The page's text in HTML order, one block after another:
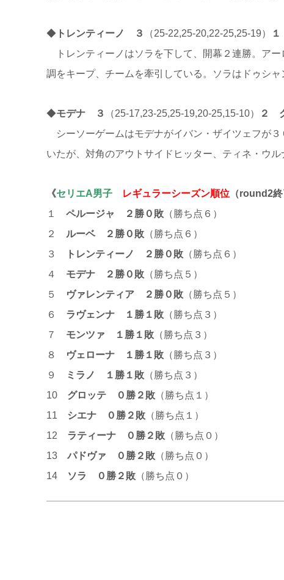
◆ トレンティーノ ３ （25-22,25-20,22-25,25-19）
トレンティーノはソラを下して、開幕２連勝。ア
調をキープ、チームを牽引している。ソラはドゥシ
◆モデナ ３ （25-17,23-25,25-19,20-25,15-10）
２
シーソーゲームはモデナがイバン・ザイツェフが
いたが、対角のアウトサイドヒッター、ティネ・ウ
《セリエA男子 レギュラーシーズン順位 （round2終
１ ペルージャ ２勝０敗 （勝ち点６）
２ ルーベ ２勝０敗 （勝ち点６）
３
トレンティーノ ２勝０敗 （勝ち点６）
４ モデナ ２勝０敗 （勝ち点５）
５
ヴァレンティア ２勝０敗 （勝ち点５）
６ ラヴェンナ １勝１敗 （勝ち点３）
７ モンツァ １勝１敗 （勝ち点３）
８
ヴェローナ １勝１敗 （勝ち点３）
９
ミラノ １勝１敗 （勝ち点３）
10 グロッテ ０勝２敗 （勝ち点１）
11
シエナ ０勝２敗 （勝ち点１）
12 ラティーナ ０勝２敗 （勝ち点０）
13 パドヴァ ０勝２敗 （勝ち点０）
14
ソラ ０勝２敗 （勝ち点０）